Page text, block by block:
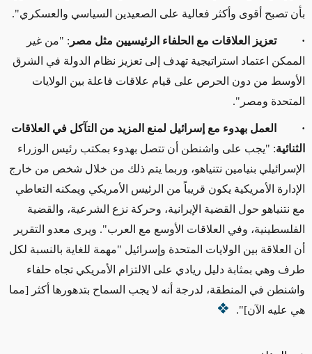
بأن تصبح أقوى وأكثر فعالية على الصعيدين السياسي والعسكري".
· تعزيز العلاقات مع الحلفاء الرئيسيين مثل مصر : "من غير
الممكن اعتماد استراتيجية تهدف إلى تعزيز نظام الدولة في الشرق
الأوسط من دون الحرص على قيام علاقات فاعلة بين الولايات
المتحدة ومصر".
·
العمل بهدوء مع إسرائيل لمنع المزيد من التآكل في العلاقات
الثنائية: "يجب على واشنطن أن تتصل بهدوء بمكتب رئيس الوزراء
الإسرائيلي بنيامين نتنياهو، وربما يتم ذلك من خلال شخص من خارج
الإدارة الأمريكية يكون قريباً من الرئيس الأمريكي ويمكنه التعاطي
مع نتنياهو حول القضية الإيرانية، وحركة نزع الشرعية، والقضية
الفلسطينية، وفي العلاقات الأوسع مع العرب". ويرى معدو التقرير
أن العلاقة بين الولايات المتحدة وإسرائيل "مهمة للغاية بالنسبة لكل
طرف وهي بمثابة دليل ريادي على الالتزام الأمريكي تجاه حلفاء
واشنطن في المنطقة، لدرجة أنه لا يجب السماح بتدهورها أكثر [مما
هي عليه الآن]".